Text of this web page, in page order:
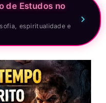
de Estudos no
espiritualidade e